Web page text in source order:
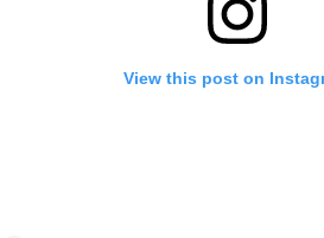
View this post on